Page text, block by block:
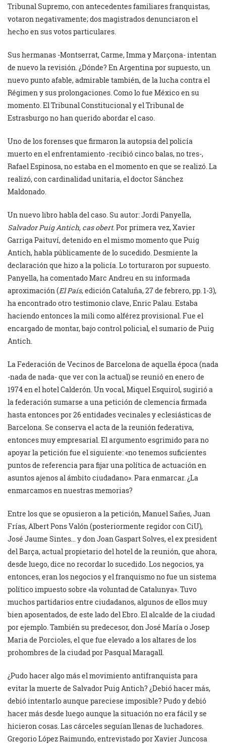
Tribunal Supremo, con antecedentes familiares franquistas,
votaron negativamente; dos magistrados denunciaron el
hecho en sus votos particulares.
Sus hermanas -Montserrat, Carme, Imma y Marçona- intentan
de nuevo la revisión. ¿Dónde? En Argentina por supuesto, un
nuevo punto afable, admirable también, de la lucha contra el
Régimen y sus prolongaciones. Como lo fue México en su
momento. El Tribunal Constitucional y el Tribunal de
Estrasburgo no han querido abordar el caso.
Uno de los forenses que firmaron la autopsia del policía
muerto en el enfrentamiento -recibió cinco balas, no tres-,
Rafael Espinosa, no estaba en el momento en que se realizó. La
realizó, con cardinalidad unitaria, el doctor Sánchez
Maldonado.
Un nuevo libro habla del caso. Su autor: Jordi Panyella,
Salvador Puig Antich, cas obert. Por primera vez, Xavier
Garriga Paituví, detenido en el mismo momento que Puig
Antich, habla públicamente de lo sucedido. Desmiente la
declaración que hizo a la policía. Lo torturaron por supuesto.
Panyella, ha comentado Marc Andreu en su informada
aproximación (El País, edición Cataluña, 27 de febrero, pp. 1-3),
ha encontrado otro testimonio clave, Enric Palau. Estaba
haciendo entonces la mili como alférez provisional. Fue el
encargado de montar, bajo control policial, el sumario de Puig
Antich.
La Federación de Vecinos de Barcelona de aquella época (nada
-nada de nada- que ver con la actual) se reunió en enero de
1974 en el hotel Calderón. Un vocal, Miquel Esquirol, sugirió a
la federación sumarse a una petición de clemencia firmada
hasta entonces por 26 entidades vecinales y eclesiásticas de
Barcelona. Se conserva el acta de la reunión federativa,
entonces muy empresarial. El argumento esgrimido para no
apoyar la petición fue el siguiente: «no tenemos suficientes
puntos de referencia para fijar una política de actuación en
asuntos ajenos al ámbito ciudadano». Para enmarcar. ¿La
enmarcamos en nuestras memorias?
Entre los que se opusieron a la petición, Manuel Sañes, Juan
Frías, Albert Pons Valón (posteriormente regidor con CiU),
José Jaume Sintes… y don Joan Gaspart Solves, el ex president
del Barça, actual propietario del hotel de la reunión, que ahora,
desde luego, dice no recordar lo sucedido. Los negocios, ya
entonces, eran los negocios y el franquismo no fue un sistema
político impuesto sobre «la voluntad de Catalunya». Tuvo
muchos partidarios entre ciudadanos, algunos de ellos muy
bien aposentados, de este lado del Ebro. El alcalde de la ciudad
por ejemplo. También su predecesor, don José María o Josep
Maria de Porcioles, el que fue elevado a los altares de los
prohombres de la ciudad por Pasqual Maragall.
¿Pudo hacer algo más el movimiento antifranquista para
evitar la muerte de Salvador Puig Antich? ¿Debió hacer más,
debió intentarlo aunque pareciese imposible? Pudo y debió
hacer más desde luego aunque la situación no era fácil y se
hicieron cosas. Las cárceles seguían llenas de luchadores.
Gregorio López Raimundo, entrevistado por Xavier Juncosa